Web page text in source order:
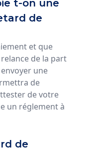
t-on une
de
et que
de la part
une
de
de votre
un réglement à
de